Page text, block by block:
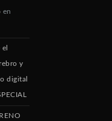
en
y
digital